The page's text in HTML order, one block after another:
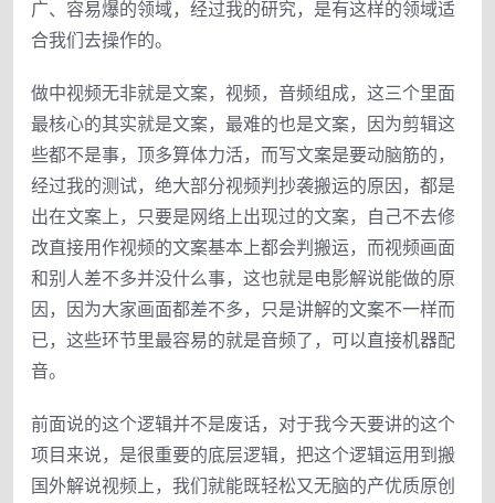
广、容易爆的领域，经过我的研究，是有这样的领域适
合我们去操作的。
做中视频无非就是文案，视频，音频组成，这三个里面
最核心的其实就是文案，最难的也是文案，因为剪辑这
些都不是事，顶多算体力活，而写文案是要动脑筋的，
经过我的测试，绝大部分视频判抄袭搬运的原因，都是
出在文案上，只要是网络上出现过的文案，自己不去修
改直接用作视频的文案基本上都会判搬运，而视频画面
和别人差不多并没什么事，这也就是电影解说能做的原
因，因为大家画面都差不多，只是讲解的文案不一样而
已，这些环节里最容易的就是音频了，可以直接机器配
音。
前面说的这个逻辑并不是废话，对于我今天要讲的这个
项目来说，是很重要的底层逻辑，把这个逻辑运用到搬
国外解说视频上，我们就能既轻松又无脑的产优质原创